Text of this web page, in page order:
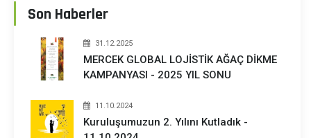
Son Haberler
31.12.2025
MERCEK GLOBAL LOJİSTİK AĞAÇ DİKME
KAMPANYASI - 2025 YIL SONU
11.10.2024
Kuruluşumuzun 2. Yılını Kutladık -